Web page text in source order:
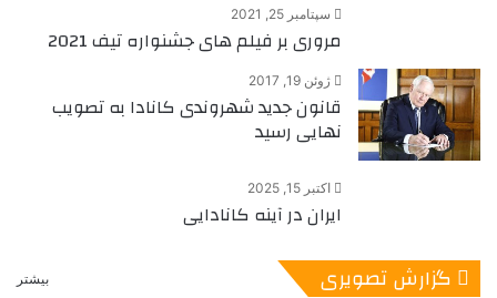
سپتامبر 25, 2021
مروری بر فیلم های جشنواره تیف 2021
ژوئن 19, 2017
قانون جدید شهروندی کانادا به تصویب
نهایی رسید
اکتبر 15, 2025
ایران در آینه کانادایی
گزارش تصویری بیشتر